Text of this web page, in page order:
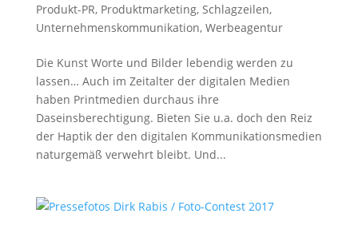
Produkt-PR, Produktmarketing, Schlagzeilen,
Unternehmenskommunikation, Werbeagentur
Die Kunst Worte und Bilder lebendig werden zu
lassen… Auch im Zeitalter der digitalen Medien
haben Printmedien durchaus ihre
Daseinsberechtigung. Bieten Sie u.a. doch den Reiz
der Haptik der den digitalen Kommunikationsmedien
naturgemäß verwehrt bleibt. Und...